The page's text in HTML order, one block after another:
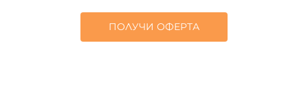
ПОЛУЧИ ОФЕРТА